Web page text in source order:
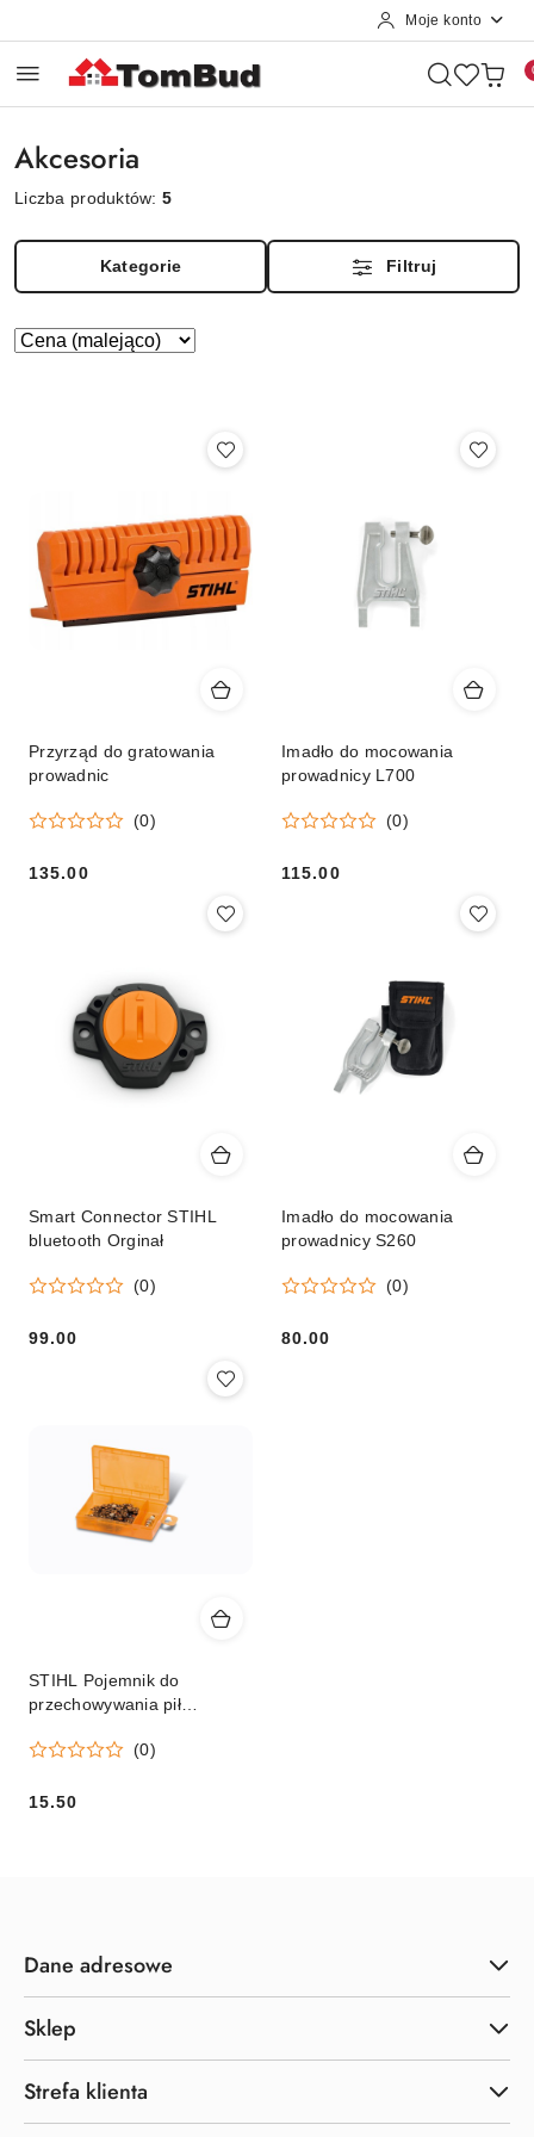
Moje konto
Akcesoria
Liczba produktów:5
Kategorie Filtruj
Zastosowano
Sortuj
Przyrząd do gratowania
prowadnic
(0)
135.00
Imadło do mocowania
prowadnicy L700
(0)
115.00
Smart Connector STIHL
bluetooth Orginał
(0)
Cena:
99.00
Imadło do mocowania
prowadnicy S260
(0)
Cena:
80.00
STIHL Pojemnik do
przechowywania pił
(0)
15.50
Dane adresowe
Sklep
Strefa klienta